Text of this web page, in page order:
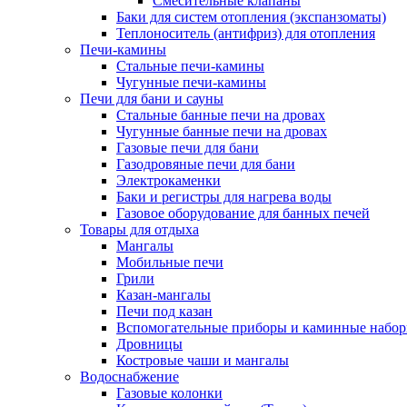
Баки для систем отопления (экспанзоматы)
Теплоноситель (антифриз) для отопления
Печи-камины
Стальные печи-камины
Чугунные печи-камины
Печи для бани и сауны
Стальные банные печи на дровах
Чугунные банные печи на дровах
Газовые печи для бани
Газодровяные печи для бани
Электрокаменки
Баки и регистры для нагрева воды
Газовое оборудование для банных печей
Товары для отдыха
Мангалы
Мобильные печи
Грили
Казан-мангалы
Печи под казан
Вспомогательные приборы и каминные
Дровницы
Костровые чаши и мангалы
Водоснабжение
Газовые колонки